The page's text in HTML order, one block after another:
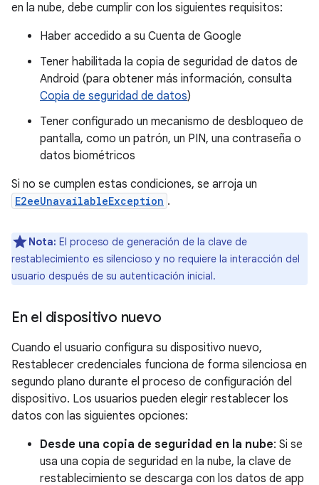
en la nube, debe cumplir con los siguientes requisitos:
Haber accedido a su Cuenta de Google
Tener habilitada la copia de seguridad de datos de
Android (para obtener más información, consulta
Copia de seguridad de datos)
Tener configurado un mecanismo de desbloqueo de
pantalla, como un patrón, un PIN, una contraseña o
datos biométricos
Si no se cumplen estas condiciones, se arroja un
E2eeUnavailableException .
Nota: El proceso de generación de la clave de
restablecimiento es silencioso y no requiere la interacción del
usuario después de su autenticación inicial.
En el dispositivo nuevo
Cuando el usuario configura su dispositivo nuevo,
Restablecer credenciales funciona de forma silenciosa en
segundo plano durante el proceso de configuración del
dispositivo. Los usuarios pueden elegir restablecer los
datos con las siguientes opciones:
Desde una copia de seguridad en la nube: Si se
usa una copia de seguridad en la nube, la clave de
restablecimiento se descarga con los datos de app